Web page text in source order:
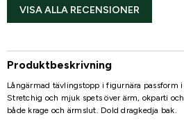
VISA ALLA RECENSIONER
Produktbeskrivning
Långärmad tävlingstopp i figurnära passform
Stretchig och mjuk spets över ärm, okparti
både krage och ärmslut. Dold dragkedja bak.